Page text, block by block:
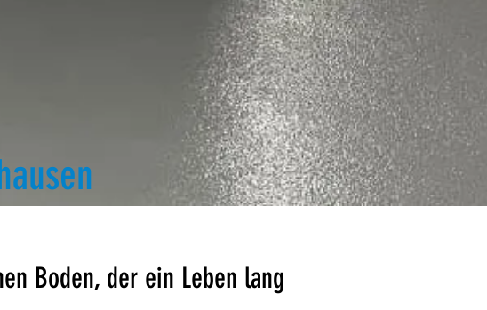
Boden, der ein Leben lang